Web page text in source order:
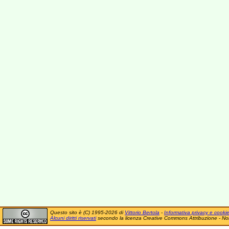
Questo sito è (C) 1995-2026 di Vittorio Bertola - Informativa privacy e cookie
Alcuni diritti riservatisecondo la licenza Creative Commons Attribuzione -